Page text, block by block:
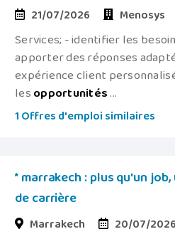
21/07/2026 Menosys
Services; - identifier les
apporter des réponses
expérience client
lesopportunités...
1 Offres d'emploi similaires
* marrakech : plus qu'un
de carrière
Marrakech 20/07/2026